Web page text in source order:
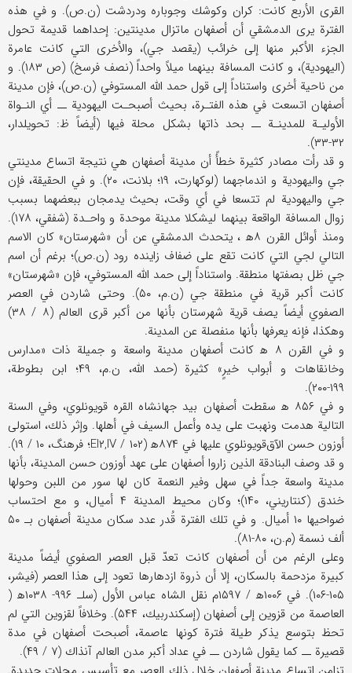
القرى الأربع كانت: كران وكوشك وجوباره ودردشت (ن.ص). و في هذه
الفترة يرى الدمشقي أن أصفهان ماتزال مدينتين: إحداهما قديمة تحول
الجزء الأكبر منها إلى خرائب (يقصد جي)، والأخرى التي كانت عامرة
(اليهودية)، و كانت المسافة بينهما ميلاً واحداً (نصف فرسخ) (ص ۱۸۳). و
من ناحية أخرى واستناداً إلى قول حمد الله المستوفي (ن.ص)، فإن مدينة
أصفهان اتسعت في هذه الفتـرة، بحيث أصبحـت اليهودية ــ أي النـواة
الأوليـة للمدينـة ــ بحد ذاتها بشكل محلة فيها (أيضاً ظ: تحويلدار،
۳۲-۳۳).
و قد رأت مصادر كثيرة خطأً أن مدينة أصفهان هي نتيجة اتساع مدينتي
جي واليهودية و اندماجهما (لوكهارت، ۱۹؛ بلانت، ۲۰). و في الحقيقة، فإن
جي واليهودية لم تتسعا في أي وقت، بحيث يدمجان ببعضهما بسبب
زوال المسافة الواقعة بينهما ليشكلا مدينة موحدة و واحـدة (شفقي، ۱۷۸).
ومنذ أوائل القرن ۸ه‍ ، يتحدث الدمشقي عن أن «شهرستان» كان الاسم
التالي لجي التي كانت تقع على ضفاف زاينده رود (ن.ص)؛ برغم أن اسم
جي ظل بصفتها منطقة. واستناداً إلى حمد الله المستوفي، فإن «شهرستان»
كانت أكبر قرية في منطقة جي (ن.م، ۵۰). وحتى شاردن في العصر
الصفوي أيضاً يصف قرية شهرستان بأنها من أكبر قرى العالم (۸ / ۳۸)
وهكذا، فإنه يعرفها بأنها منفصلة عن المدينة.
و في القرن ۸ ه‍ كانت أصفهان مدينة واسعة و جميلة ذات «مدارس
وخانقاهات و أبواب خيرٍ» كثيرة (حمد الله، ن.م، ۴۹؛ ابن بطوطة،
۱۹۹-۲۰۰).
و في ۸۵۶ ه‍ سقطت أصفهان بيد جهانشاه القره قويونلوي، وفي السنة
التالية هدمت ونهبت على يده وأعمل السيف في أهلها. وإثر ذلك، استولى
أوزون حسن الآق‌قويونلوي عليها في ۸۷۴ه‍ (EI۲,IV / ۱۰۲؛ فرهنگ، ۱۰ / ۱۹).
و قد وصف البنادقة الذين زاروا أصفهان على عهد أوزون حسن المدينة، بأنها
مدينة واسعة جداً في سهل وفير النعمة كان لها سور من اللبن وحولها
خندق (كنتاريني، ۱۴۰)؛ وكان محيط المدينة ۴ أميال، و مع احتساب
ضواحيها ۱۰ أميال. و في تلك الفترة قُدر عدد سكان مدينة أصفهان بـ ۵۰
ألف نسمة (م.ن، ۸۰-۸۱).
وعلى الرغم من أن أصفهان كانت تعدّ قبل العصر الصفوي أيضاً مدينة
كبيرة مزدحمة بالسكان، إلا أن ذروة ازدهارها تعود إلى هذا العصر (فيشر،
۱۰۵-۱۰۶). في ۱۰۰۶ه‍ / ۱۵۹۷م نقل الشاه عباس الأول (سلـ ۹۹۶- ۱۰۳۸ه‍ (
العاصمة من قزوين إلى أصفهان (إسكندربيك، ۵۴۴). وخلافاً لقزوين التي لم
تحظ بتوسع يذكر طيلة فترة كونها عاصمة، أصبحت أصفهان في مدة
قصيرة ــ كما يقول شاردن ــ في عداد أكبر مدن العالم آنذاك (۷ / ۴۹).